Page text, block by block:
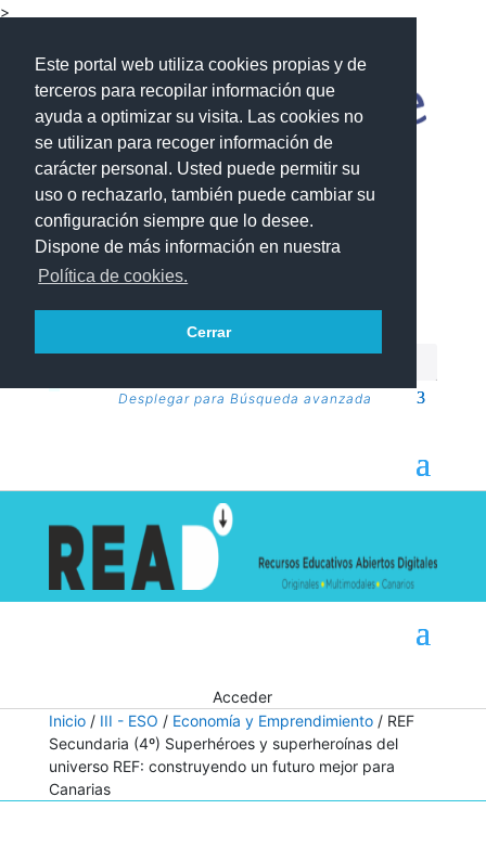
Este portal web utiliza cookies propias y de
terceros para recopilar información que
ayuda a optimizar su visita. Las cookies no
se utilizan para recoger información de
carácter personal. Usted puede permitir su
uso o rechazarlo, también puede cambiar su
configuración siempre que lo desee.
Dispone de más información en nuestra
Política de cookies.
Cerrar
>
Desplegar para Búsqueda avanzada
Acceder
Inicio/ III - ESO / Economía y Emprendimiento/ REF
Secundaria (4º) Superhéroes y superheroínas del
universo REF: construyendo un futuro mejor para
Canarias